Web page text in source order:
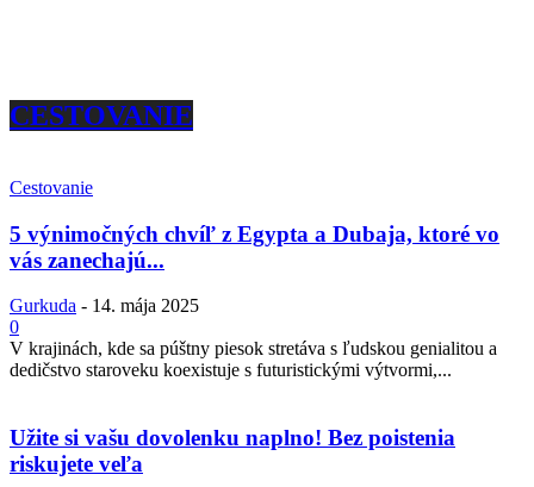
CESTOVANIE
Cestovanie
5 výnimočných chvíľ z Egypta a Dubaja, ktoré vo
vás zanechajú...
Gurkuda - 14. mája 2025
0
V krajinách, kde sa púštny piesok stretáva s ľudskou genialitou a
dedičstvo staroveku koexistuje s futuristickými výtvormi,...
Užite si vašu dovolenku naplno! Bez poistenia
riskujete veľa